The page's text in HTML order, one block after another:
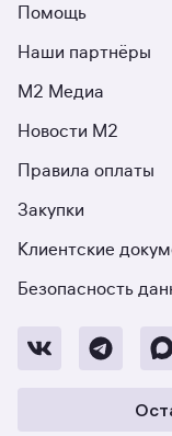
Помощь
Наши партнёры
М2 Медиа
Новости М2
Правила оплаты
Закупки
Клиентские
Безопасность